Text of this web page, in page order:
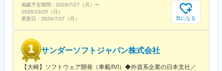
掲載予定期間： 2026/7/27（月） 〜
2026/10/25（日）
更新日： 2026/7/27（月） 気になる
サンダーソフトジャパン株式会社
【大崎】ソフトウェア開発（車載/IVI）◆外資系企業の日本支社／